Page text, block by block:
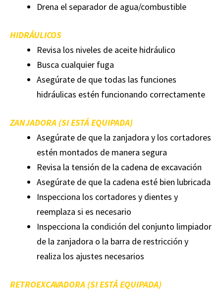
Drena el separador de agua/combustible
HIDRÁULICOS
Revisa los niveles de aceite hidráulico
Busca cualquier fuga
Asegúrate de que todas las funciones
hidráulicas estén funcionando correctamente
ZANJADORA (SI ESTÁ EQUIPADA)
Asegúrate de que la zanjadora y los cortadores
estén montados de manera segura
Revisa la tensión de la cadena de excavación
Asegúrate de que la cadena esté bien lubricada
Inspecciona los cortadores y dientes y
reemplaza si es necesario
Inspecciona la condición del conjunto limpiador
de la zanjadora o la barra de restricción y
realiza los ajustes necesarios
RETROEXCAVADORA (SI ESTÁ EQUIPADA)